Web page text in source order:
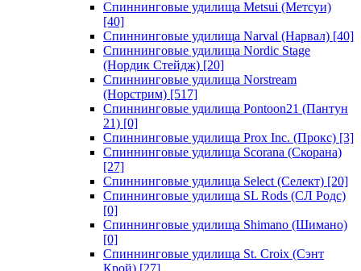
Спиннинговые удилища Metsui (Метсуи)
[40]
Спиннинговые удилища Narval (Нарвал) [40]
Спиннинговые удилища Nordic Stage
(Нордик Стейдж) [20]
Спиннинговые удилища Norstream
(Норстрим) [517]
Спиннинговые удилища Pontoon21 (Пантун
21) [0]
Спиннинговые удилища Prox Inc. (Прокс) [3]
Спиннинговые удилища Scorana (Скорана)
[27]
Спиннинговые удилища Select (Селект) [20]
Спиннинговые удилища SL Rods (СЛ Родс)
[0]
Спиннинговые удилища Shimano (Шимано)
[0]
Спиннинговые удилища St. Croix (Сэнт